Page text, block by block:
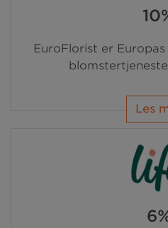
EuroFlorist er
Les